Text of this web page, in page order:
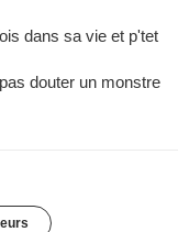
dans sa vie et p'tet
douter un monstre